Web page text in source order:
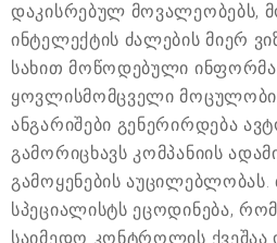
დაკისრებულ მოვალეობებს,
ინტელექტის ძალების მიერ
სახით მოწოდებული
ყოვლისმომცველი
ანგარიშები გენერირდება
გამორიცხავს კომპანიის
გამოყენების
სპეციალისტს ეცოდინება,
საიმედო კონტროლის ქვეშაა